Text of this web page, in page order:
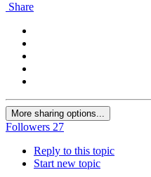
Share
More sharing options...
Followers 27
Reply to this topic
Start new topic